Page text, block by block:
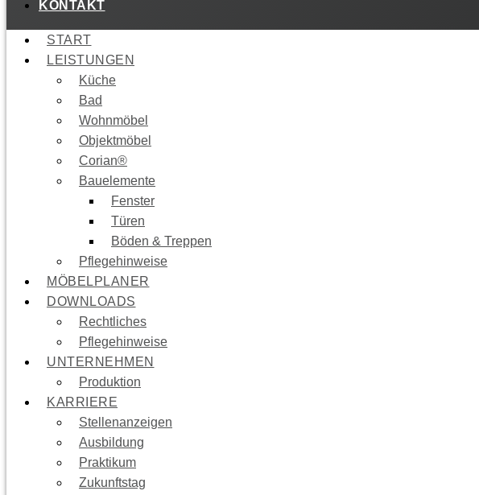
KONTAKT
START
LEISTUNGEN
Küche
Bad
Wohnmöbel
Objektmöbel
Corian®
Bauelemente
Fenster
Türen
Böden & Treppen
Pflegehinweise
MÖBELPLANER
DOWNLOADS
Rechtliches
Pflegehinweise
UNTERNEHMEN
Produktion
KARRIERE
Stellenanzeigen
Ausbildung
Praktikum
Zukunftstag